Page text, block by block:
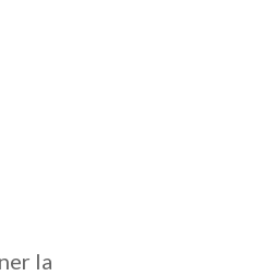
la